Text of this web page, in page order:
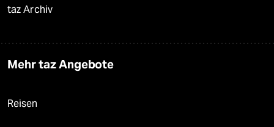
taz Archiv
Mehr taz Angebote
Reisen